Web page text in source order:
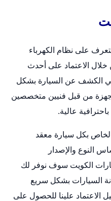
على نظام الكهرباء
الاعتماد على أحدث
في الكشف عن السيارة بشكل
من قبل فنيين متخصصين
عالية.
بكل سيارة معقد
النوع والإصدار
الكويت سوف نوفر لك
السيارات بشكل سريع
الاعتماد علينا للحصول على